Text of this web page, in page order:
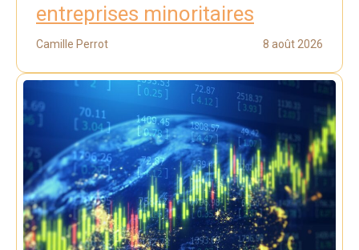
entreprises minoritaires
Camille Perrot 8 août 2026